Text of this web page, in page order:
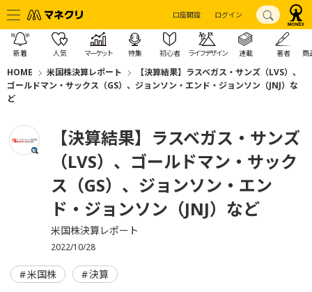
口座開設 ログイン
新着 人気 マーケット 特集 初心者 ライフデザイン 連載 著者 商
HOME 米国株決算レポート
【決算結果】ラスベガス・サンズ（LVS）、
ゴールドマン・サックス（GS）、ジョンソン・エンド・ジョンソン（JNJ）な
ど
【決算結果】ラスベガス・サンズ
（LVS）、ゴールドマン・サック
ス（GS）、ジョンソン・エン
ド・ジョンソン（JNJ）など
米国株決算レポート
2022/10/28
米国株 決算